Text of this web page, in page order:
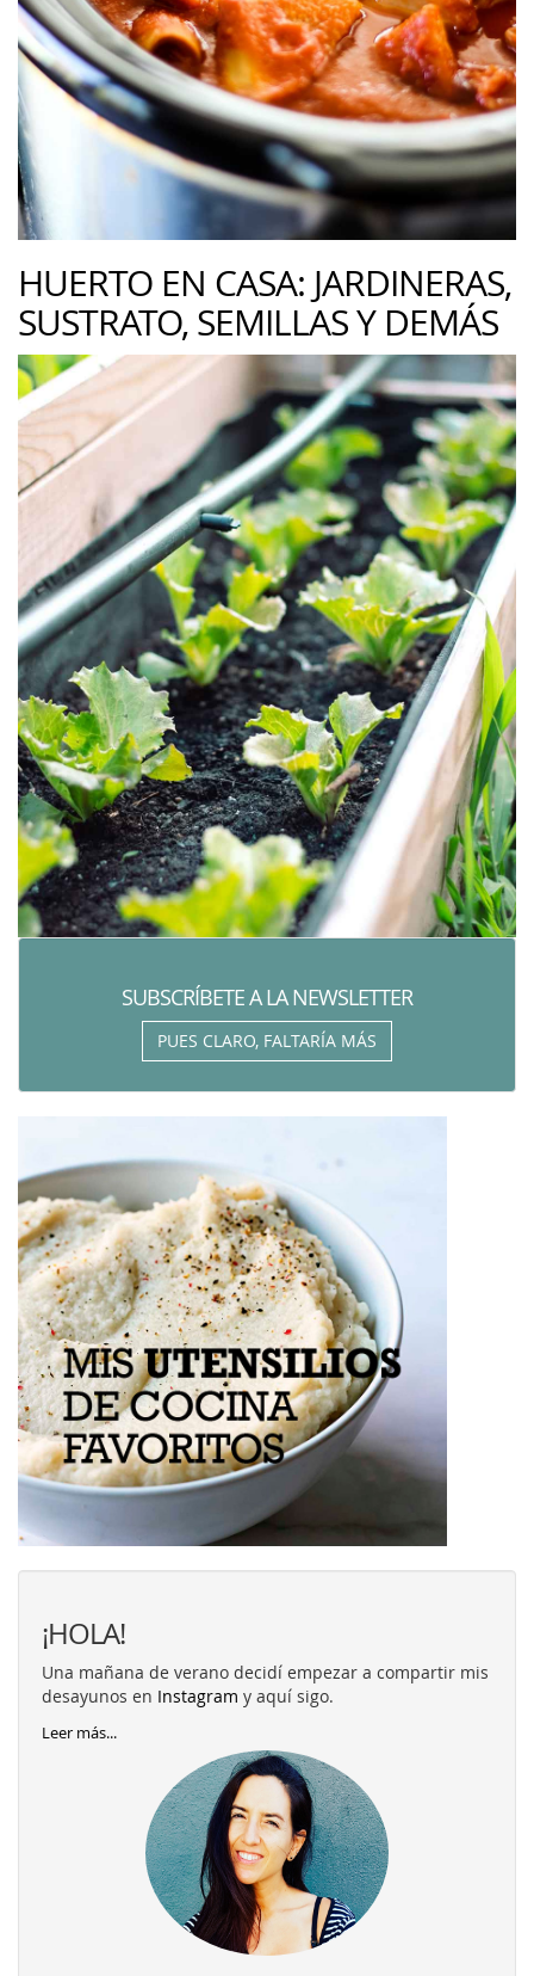
HUERTO EN CASA: JARDINERAS,
SUSTRATO, SEMILLAS Y DEMÁS
SUBSCRÍBETE A LA NEWSLETTER
PUES CLARO, FALTARÍA MÁS
¡HOLA!
Una mañana de verano decidí empezar a compartir mis
desayunos en Instagram y aquí sigo.
Leer más...